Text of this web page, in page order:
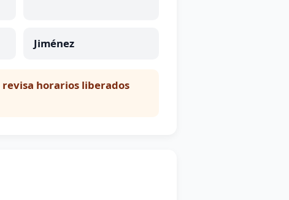
Jiménez
revisa horarios liberados